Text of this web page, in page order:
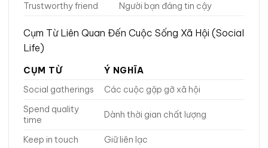
Trustworthy friend
Người bạn đáng tin cậy
Cụm Từ Liên Quan Đến Cuộc Sống Xã Hội (Social
Life)
CỤM TỪ
Ý NGHĨA
Social gatherings
Các cuộc gặp gỡ xã hội
Spend quality
time
Dành thời gian chất lượng
Keep in touch Giữ liên lạc